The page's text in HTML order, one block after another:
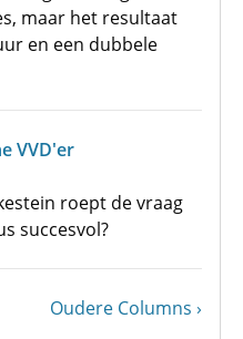
maar het resultaat
en een dubbele
VVD'er
roept de vraag
succesvol?
Volgende
Oudere Columns